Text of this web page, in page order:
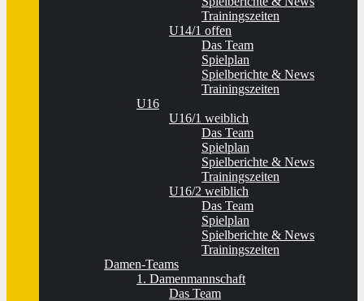
Trainingszeiten
U14/1 offen
Das Team
Spielplan
Spielberichte & News
Trainingszeiten
U16
U16/1 weiblich
Das Team
Spielplan
Spielberichte & News
Trainingszeiten
U16/2 weiblich
Das Team
Spielplan
Spielberichte & News
Trainingszeiten
Damen-Teams
1. Damenmannschaft
Das Team